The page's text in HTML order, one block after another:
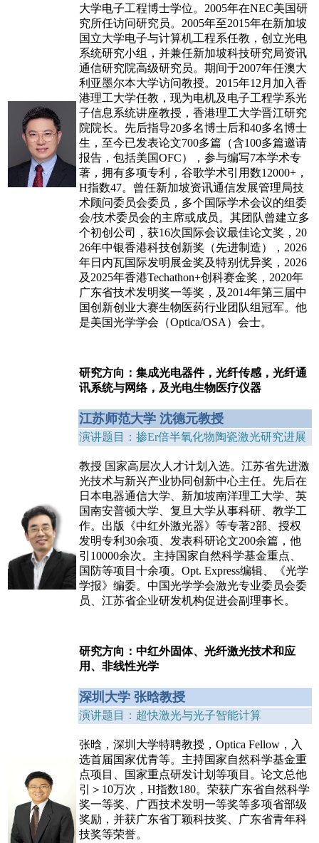
大学电子工程博士学位。2005年在NEC美国研
究所任访问研究员。2005年至2015年在新加坡
国立大学电子与计算机工程系任教，创立光电
系统研究小组，并兼任新加坡科技研究局资讯
通信研究院高级研究员。期间于2007年任澳大
利亚墨尔本大学访问教授。2015年12月加入香
港理工大学任教，现为电机及电子工程学系光
子信息系统讲座教授，香港理工大学晋江研究
院院长。先后指导20多名博士后和40多名博士
生，至今已发表论文700多篇（含100多篇邀请
报告，包括美国OFC），参与编写7本学术专
著，拥有多项专利，谷歌学术引用数12000+，
H指数47。曾任新加坡资讯通信发展管理局技
术顾问委员会委员，多个国际学术会议的组委
会/技术委员会的主席或成员。其团队曾建立多
个初创公司，获16次国际会议最佳论文奖，20
26年中银香港科技创新奖（先进制造），2026
年日内瓦国际发明展金奖及特别优异奖，2026
及2025年香港Techathon+创科赛金奖，2020年
广东省技术发明奖一等奖，及2014年第三届中
国创新创业大赛生物医药行业团队组冠军。他
是美国光学学会（Optica/OSA）会士。
研究方向：集成光电器件，光纤传感，光纤通
讯系统与网络，及光电生物医疗仪器
江苏师范大学 沈德元教授
演讲题目：掺Er倍半氧化物陶瓷激光研究进展
教授 国家高层次人才计划入选。江苏省先进激
光技术与新兴产业协同创新中心主任。先后在
日本电器通信大学、新加坡南洋理工大学、英
国南安普顿大学、复旦大学从事科研、教学工
作。出版《中红外激光器》等专著2部、授权
发明专利30余项、发表科研论文200余篇，他
引10000余次。主持国家自然科学基金重点、
国防等项目十余项。Opt. Express编辑、《光学
学报》编委。中国光学学会激光专业委员会委
员、江苏省企业研发机构促进会副理事长。
研究方向：中红外固体、光纤激光技术和应
用、非线性光学
深圳大学 张晗教授
演讲题目：超快激光与光子智能计算
张晗，深圳大学特聘教授，Optica Fellow，入
选首届国家优青等。主持国家自然科学基金重
点项目、国家重点研发计划等项目。论文总他
引＞10万次，H指数180。荣获广东省自然科学
奖一等奖、广西技术发明一等奖等多项省部级
奖励，并获广东省丁颖科技奖、广东省青年科
技奖等荣誉。